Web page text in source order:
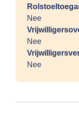
Nee
Nee
Nee